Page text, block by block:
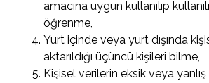
amacına uygun kullanılıp
öğrenme,
Yurt içinde veya yurt dışında
aktarıldığı üçüncü kişileri bilme,
Kişisel verilerin eksik veya